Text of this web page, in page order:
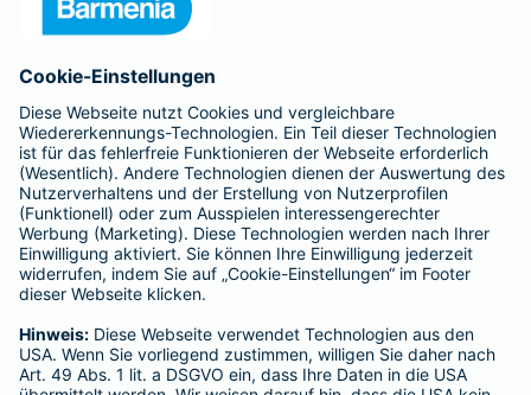
Barmenia ist Teil der BarmeniaGothaer
BELIEBTE SEITEN
Kranken-Zusatzversicherung
Tierversicherungen
Haftpflichtversicherung
Hausratversicherung
Adresse ändern
Schaden melden